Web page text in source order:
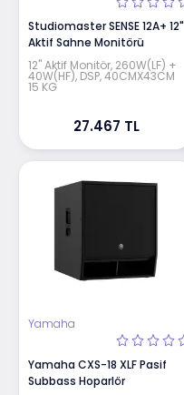
Studiomaster SENSE 12A+ 12"
Aktif Sahne Monitörü
12" Aktif Monitör, 260W(LF) +
40W(HF), DSP, 40CMX43CM
15 KG
27.467 TL
Yamaha
Yamaha CXS-18 XLF Pasif
Subbass Hoparlör